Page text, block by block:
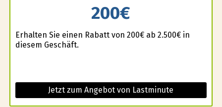
200€
Erhalten Sie einen Rabatt von 200€ ab 2.500€ in
diesem Geschäft.
Jetzt zum Angebot von Lastminute